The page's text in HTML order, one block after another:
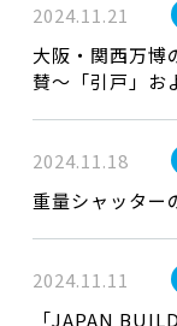
2024.11.21
大阪・関西万博
賛～「引戸」お
2024.11.18
重量シャッター
2024.11.11
「JAPAN